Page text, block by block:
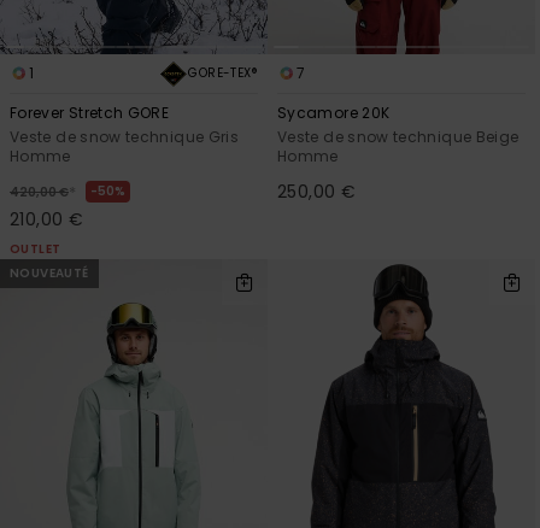
1 GORE-TEX®
Forever Stretch GORE
Veste de snow technique Gris
Homme
420,00 € * 50%
210,00 €
OUTLET
7
Sycamore 20K
Veste de snow technique Beige
Homme
250,00 €
NOUVEAUTÉ